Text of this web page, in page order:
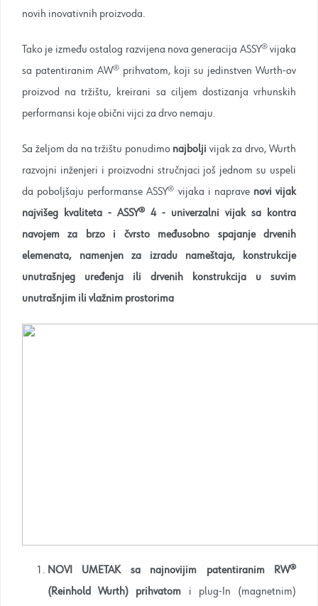
novih inovativnih proizvoda.
Tako je između ostalog razvijena nova generacija ASSY® vijaka
sa patentiranim AW® prihvatom, koji su jedinstven Wurth-ov
proizvod na tržištu, kreirani sa ciljem dostizanja vrhunskih
performansi koje obični vijci za drvo nemaju.
Sa željom da na tržištu ponudimo najbolji vijak za drvo, Wurth
razvojni inženjeri i proizvodni stručnjaci još jednom su uspeli
da poboljšaju performanse ASSY® vijaka i naprave novi vijak
najvišeg kvaliteta - ASSY® 4 - univerzalni vijak sa kontra
navojem za brzo i čvrsto međusobno spajanje drvenih
elemenata, namenjen za izradu nameštaja, konstrukcije
unutrašnjeg uređenja ili drvenih konstrukcija u suvim
unutrašnjim ili vlažnim prostorima
NOVI UMETAK sa najnovijim patentiranim RW®
(Reinhold Wurth) prihvatom i plug-In (magnetnim)